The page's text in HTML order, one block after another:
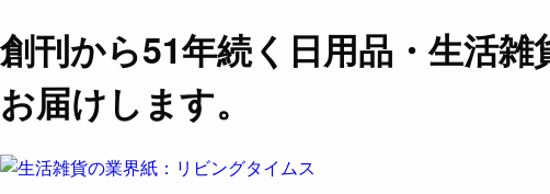
創刊から51年続く日用品・生活
お届けします。